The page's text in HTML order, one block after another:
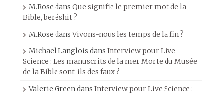
M.Rose dans Que signifie le premier mot de la
Bible, beréshit ?
M.Rose dansVivons-nous les temps de la fin ?
Michael Langlois dans Interview pour Live
Science : Les manuscrits de la mer Morte du Musée
de la Bible sont-ils des faux ?
Valerie Greendans Interview pour Live Science :